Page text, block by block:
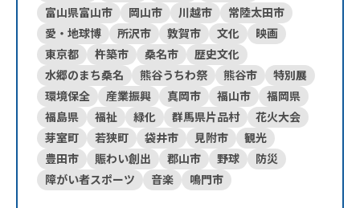
富山県富山市
岡山市 川越市
常陸太田市
愛・地球博
所沢市 敦賀市 文化
映画
東京都
杵築市 桑名市
歴史文化
水郷のまち桑名
熊谷うちわ祭 熊谷市
特別展
環境保全
産業振興 真岡市 福山市
福岡県
福島県
福祉 緑化 群馬県片品村
花火大会
芽室町
若狭町 袋井市 見附市
観光
豊田市
賑わい創出 郡山市 野球
防災
障がい者スポーツ
音楽 鳴門市